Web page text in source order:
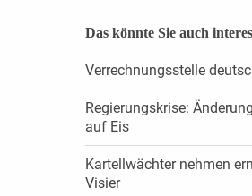
Das könnte Sie auch
Verrechnungsstelle
Regierungskrise:
auf Eis
Kartellwächter nehmen
Visier